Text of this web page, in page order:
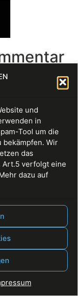
und
in
Tool um die
bekämpfen. Wir
das
Art.5 verfolgt eine
dazu auf